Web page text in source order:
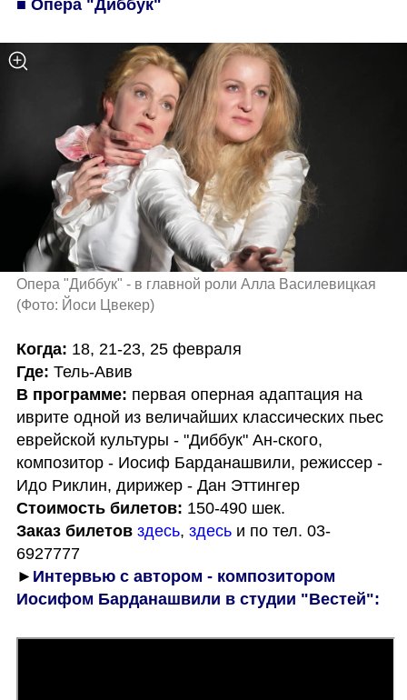
■ Опера "Диббук"
(Фото: Йоси Цвекер)
Когда:
Где:
В программе: первая оперная адаптация на
иврите одной из величайших классических пьес
еврейской культуры - "Диббук" Ан-ского,
композитор - Иосиф Барданашвили, режиссер -
Идо Риклин, дирижер - Дан Эттингер
Стоимость билетов:
Заказ билетов здесь, здесь и по тел. 03-
6927777
► Интервью с автором - композитором
Иосифом Барданашвили в студии "Вестей":